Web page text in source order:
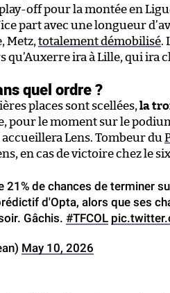
off pour la montée en
part avec une longueur
Metz, totalement démobilisé.
qu’Auxerre ira à Lille, qui
quel ordre ?
places sont scellées, la
pour le moment sur le
Lens. Tombeur du
en cas de victoire chez le
21% de chances de terminer
d'Opta, alors que ses
Gâchis. #TFCOL
May 10, 2026